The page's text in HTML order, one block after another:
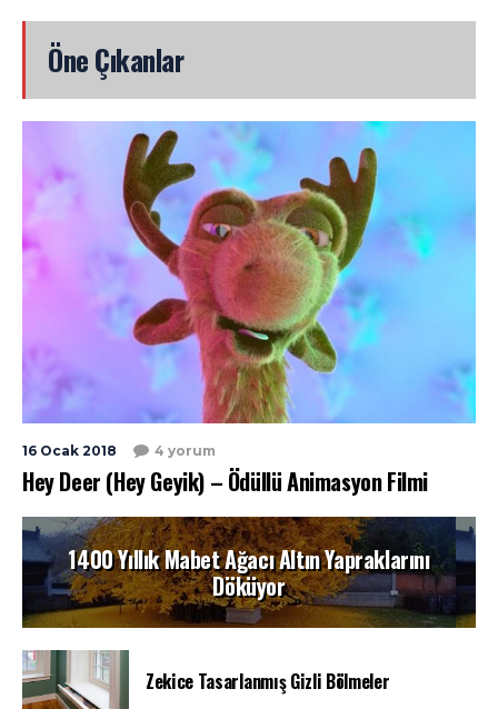
Öne Çıkanlar
16 Ocak 2018 4 yorum
Hey Deer (Hey Geyik) – Ödüllü Animasyon Filmi
1400 Yıllık Mabet Ağacı Altın Yapraklarını
Döküyor
Zekice Tasarlanmış Gizli Bölmeler